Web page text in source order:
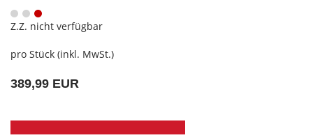
Z.Z. nicht verfügbar
pro Stück (inkl. MwSt.)
389,99 EUR